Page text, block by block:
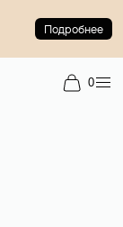
Подробнее
0